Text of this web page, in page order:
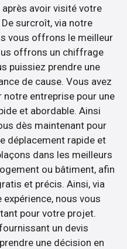
avoir visité votre
surcroît, via notre
vous offrons le meilleur
offrons un chiffrage
puissiez prendre une
de cause. Vous avez
entreprise pour une
et abordable. Ainsi
dès maintenant pour
déplacement rapide et
dans les meilleurs
ou bâtiment, afin
et précis. Ainsi, via
nous vous
pour votre projet.
un devis
une décision en